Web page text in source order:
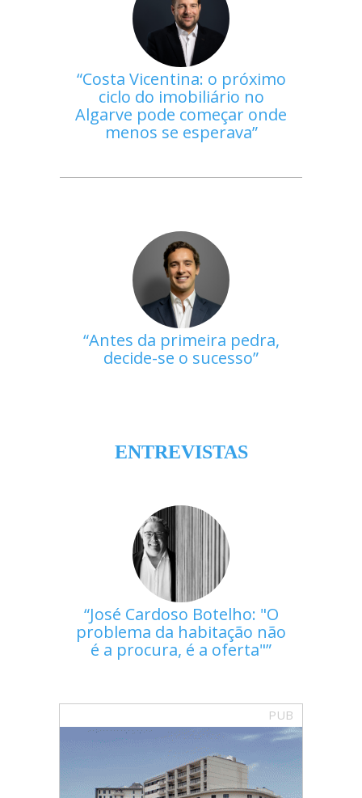
Costa Vicentina: o próximo
ciclo do imobiliário no
Algarve pode começar onde
menos se esperava
Antes da primeira pedra,
decide-se o sucesso
ENTREVISTAS
José Cardoso Botelho: "O
problema da habitação não
é a procura, é a oferta"
PUB